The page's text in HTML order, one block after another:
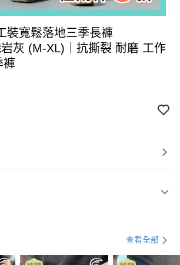
裝寬鬆落地三季長褲
灰 (M-XL)｜抗撕裂 耐磨 工作
褲
查看全部